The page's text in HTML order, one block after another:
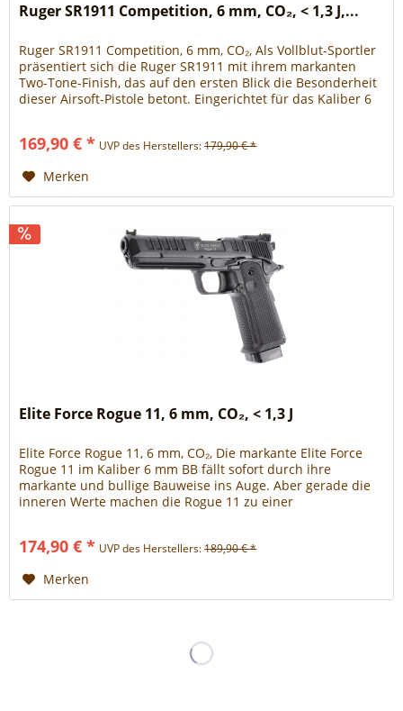
Ruger SR1911 Competition, 6 mm, CO₂, < 1,3 J,...
Ruger SR1911 Competition, 6 mm, CO₂, Als Vollblut-Sportler
präsentiert sich die Ruger SR1911 mit ihrem markanten
Two-Tone-Finish, das auf den ersten Blick die Besonderheit
dieser Airsoft-Pistole betont. Eingerichtet für das Kaliber 6
169,90 € * UVP des Herstellers:179,90 € *
Merken
Elite Force Rogue 11, 6 mm, CO₂, < 1,3 J
Elite Force Rogue 11, 6 mm, CO₂, Die markante Elite Force
Rogue 11 im Kaliber 6 mm BB fällt sofort durch ihre
markante und bullige Bauweise ins Auge. Aber gerade die
inneren Werte machen die Rogue 11 zu einer
174,90 € * UVP des Herstellers:189,90 € *
Merken